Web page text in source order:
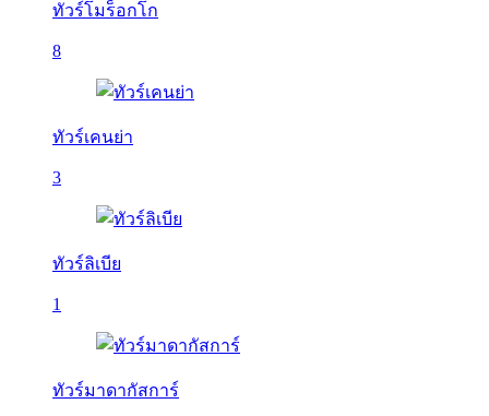
ทัวร์โมร็อกโก
8
ทัวร์เคนย่า
3
ทัวร์ลิเบีย
1
ทัวร์มาดากัสการ์